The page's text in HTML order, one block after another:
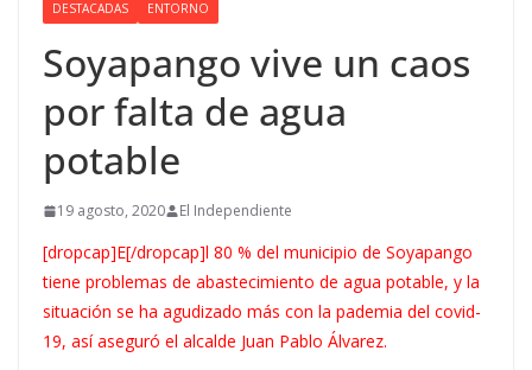
DESTACADAS ENTORNO
Soyapango vive un caos
por falta de agua
potable
19 agosto, 2020 El Independiente
[dropcap]E[/dropcap]l 80 % del municipio de Soyapango
tiene problemas de abastecimiento de agua potable, y la
situación se ha agudizado más con la pademia del covid-
19, así aseguró el alcalde Juan Pablo Álvarez.